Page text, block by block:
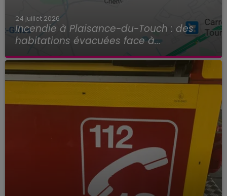
24 juillet 2026
Incendie à Plaisance-du-Touch : des
habitations évacuées face à...